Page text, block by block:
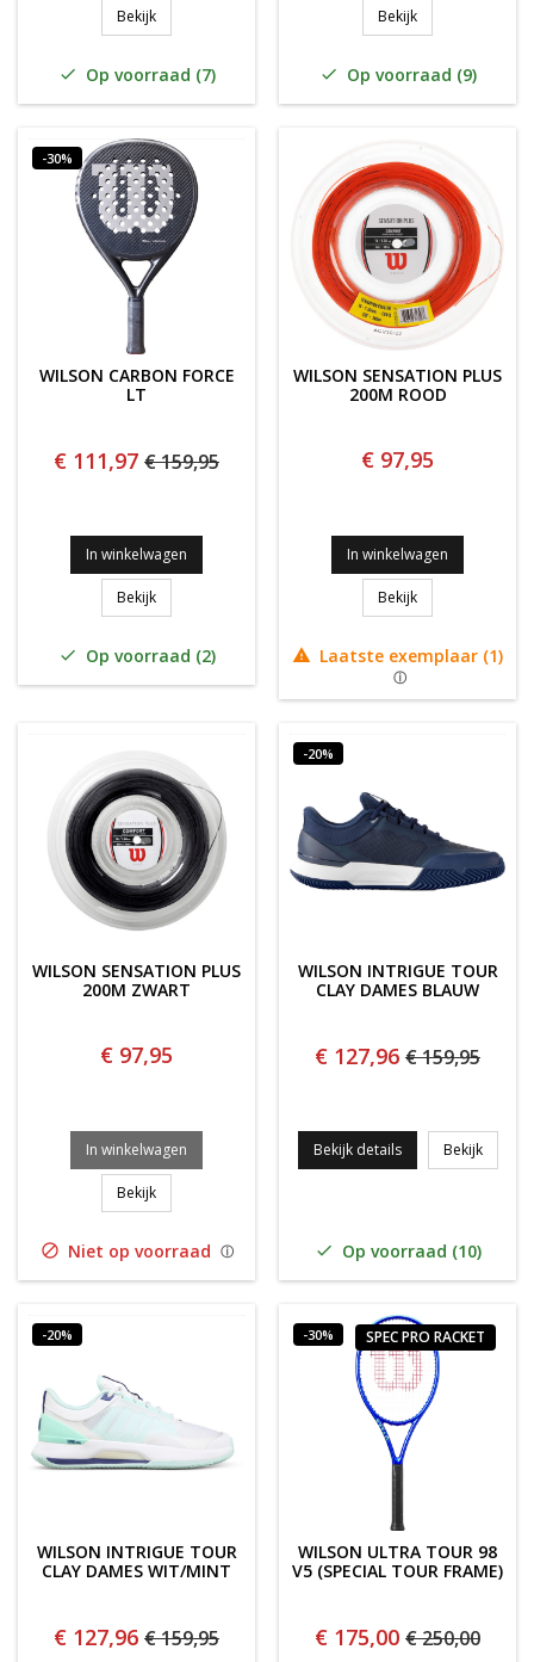
BekijkWILSON BLADE V4 GROEN
 Op voorraad (7)
BekijkWILSON ENDURE
 Op voorraad (9)
-30%
WILSON CARBON FORCE
LT
€ 111,97 € 159,95
In winkelwagen
BekijkWilson Carbon Force LT
 Op voorraad (2)
WILSON SENSATION PLUS
200M ROOD
€ 97,95
In winkelwagen
BekijkWILSON
 Laatste exemplaar (1)
WILSON SENSATION PLUS
200M ZWART
€ 97,95
In winkelwagen
BekijkWILSON SENSATION PLUS 200m ZWART
 Niet op voorraad
-20%
WILSON INTRIGUE TOUR
CLAY DAMES BLAUW
€ 127,96 € 159,95
Bekijk details BekijkWilson
 Op voorraad (10)
-20%
WILSON INTRIGUE TOUR
CLAY DAMES WIT/MINT
€ 127,96 € 159,95
-30% SPEC PRO RACKET
WILSON ULTRA TOUR 98
V5 (SPECIAL TOUR FRAME)
€ 175,00 € 250,00